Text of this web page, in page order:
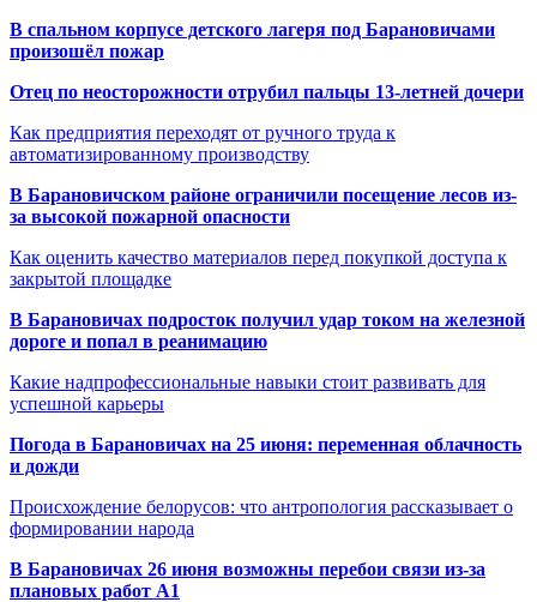
В спальном корпусе детского лагеря под Барановичами
произошёл пожар
Отец по неосторожности отрубил пальцы 13-летней дочери
Как предприятия переходят от ручного труда к
автоматизированному производству
В Барановичском районе ограничили посещение лесов из-
за высокой пожарной опасности
Как оценить качество материалов перед покупкой доступа к
закрытой площадке
В Барановичах подросток получил удар током на железной
дороге и попал в реанимацию
Какие надпрофессиональные навыки стоит развивать для
успешной карьеры
Погода в Барановичах на 25 июня: переменная облачность
и дожди
Происхождение белорусов: что антропология рассказывает о
формировании народа
В Барановичах 26 июня возможны перебои связи из-за
плановых работ A1